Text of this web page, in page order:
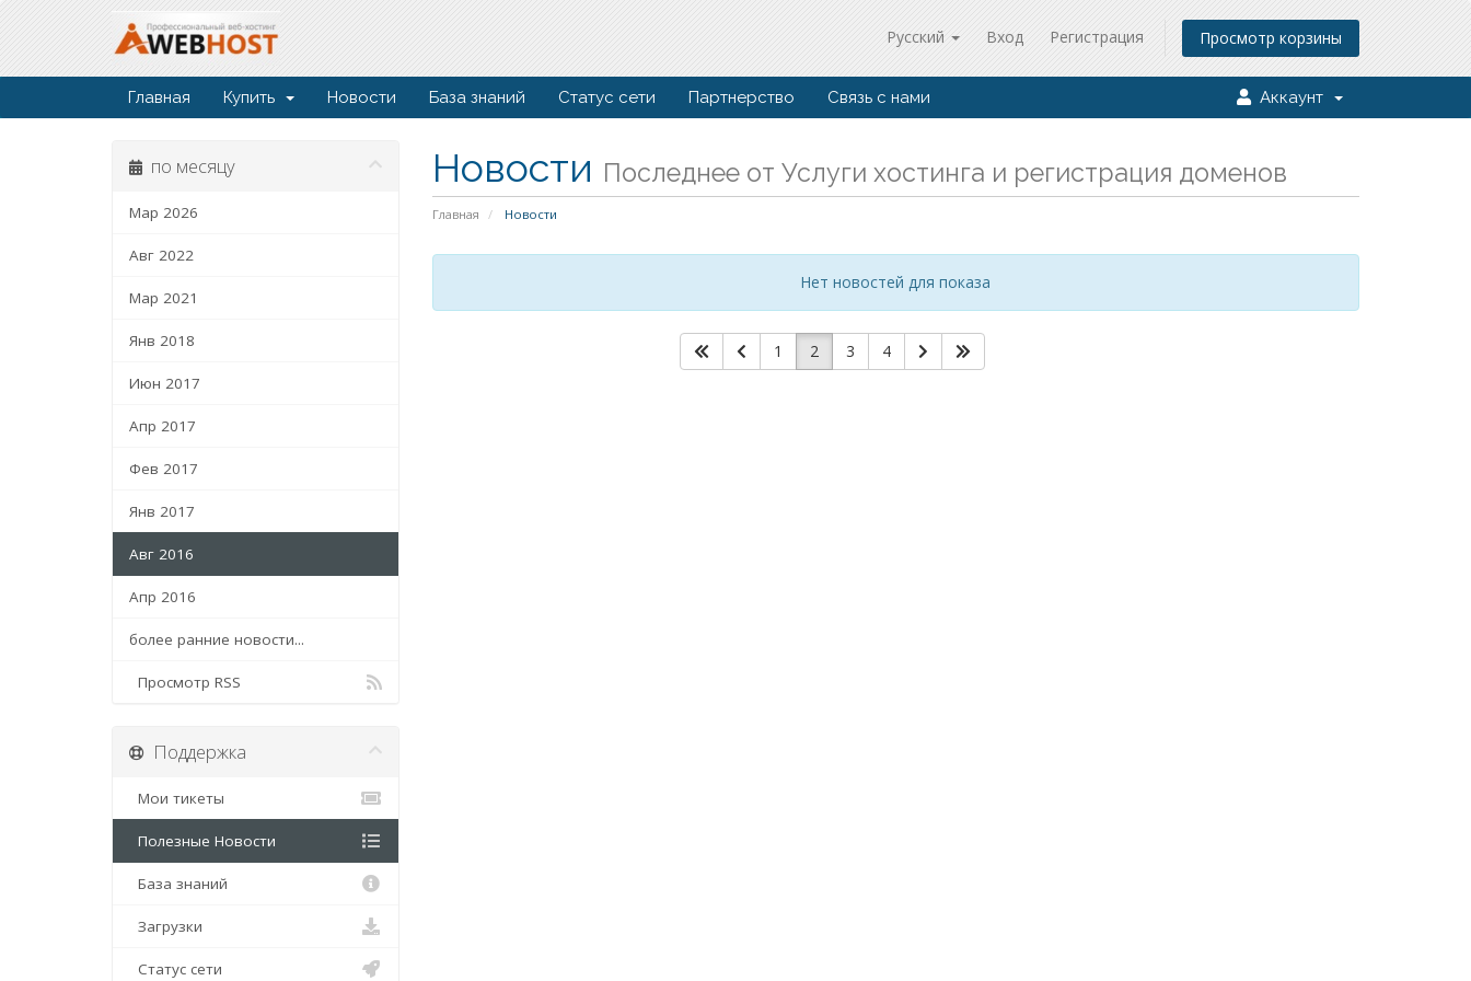
Русский Вход Регистрация Просмотр корзины
Главная Купить Новости База знаний Статус сети Партнерство Связь с нами Аккаунт
Новости Последнее от Услуги хостинга и регистрация доменов
Главная Новости
по месяцу
Мар 2026
Авг 2022
Мар 2021
Янв 2018
Июн 2017
Апр 2017
Фев 2017
Янв 2017
Авг 2016
Апр 2016
более ранние новости...
Просмотр RSS
Нет новостей для показа
1 2 3 4
Поддержка
Мои тикеты
Полезные Новости
База знаний
Загрузки
Статус сети